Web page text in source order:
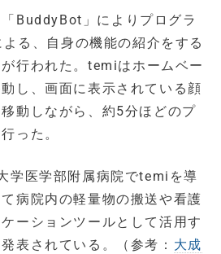
BuddyBot」によりプログラ
る、自身の機能の紹介をする
行われた。temiはホームベー
し、画面に表示されている顔
動しながら、約5分ほどのプ
った。
学医学部附属病院でtemiを導
病院内の軽量物の搬送や看護
ーションツールとして活用す
表されている。（参考： 大成